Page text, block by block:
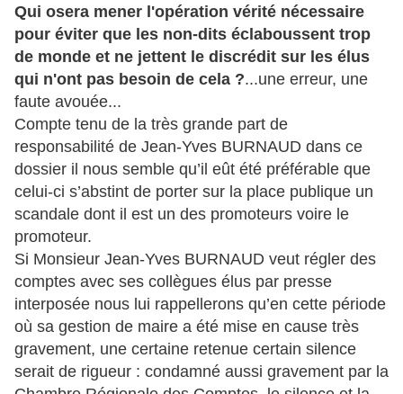
Qui osera mener l'opération vérité nécessaire
pour éviter que les non-dits éclaboussent trop
de monde et ne jettent le discrédit sur les élus
qui n'ont pas besoin de cela ?...une erreur, une
faute avouée...
Compte tenu de la très grande part de
responsabilité de Jean-Yves BURNAUD dans ce
dossier il nous semble qu’il eût été préférable que
celui-ci s’abstint de porter sur la place publique un
scandale dont il est un des promoteurs voire le
promoteur.
Si Monsieur Jean-Yves BURNAUD veut régler des
comptes avec ses collègues élus par presse
interposée nous lui rappellerons qu’en cette période
où sa gestion de maire a été mise en cause très
gravement, une certaine retenue certain silence
serait de rigueur : condamné aussi gravement par la